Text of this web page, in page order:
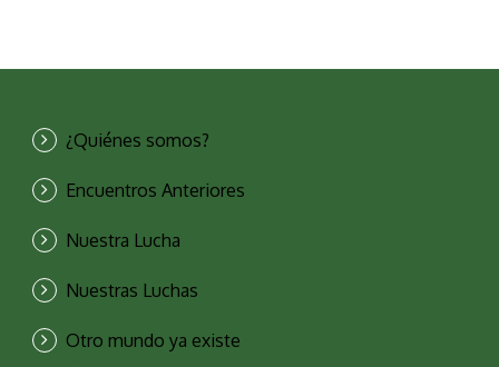
¿Quiénes somos?
Encuentros Anteriores
Nuestra Lucha
Nuestras Luchas
Otro mundo ya existe